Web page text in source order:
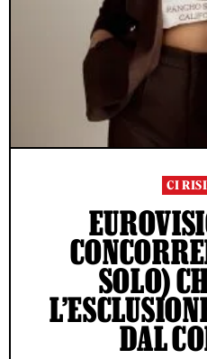
CI
SOLO)
DAL